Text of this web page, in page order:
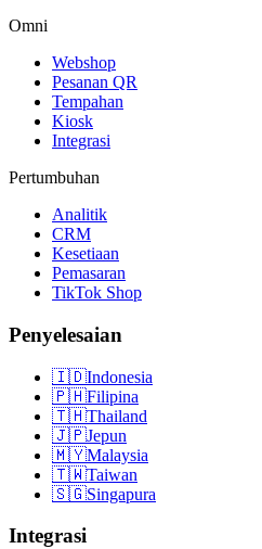
Omni
Webshop
Pesanan QR
Tempahan
Kiosk
Integrasi
Pertumbuhan
Analitik
CRM
Kesetiaan
Pemasaran
TikTok Shop
Penyelesaian
🇮🇩Indonesia
🇵🇭Filipina
🇹🇭Thailand
🇯🇵Jepun
🇲🇾Malaysia
🇹🇼Taiwan
🇸🇬Singapura
Integrasi